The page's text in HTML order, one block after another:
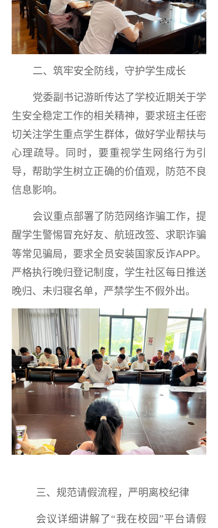
二、筑牢安全防线，守护学生成长
党委副书记游昕传达了学校近期关于学
生安全稳定工作的相关精神，要求班主任密
切关注学生重点学生群体，做好学业帮扶与
心理疏导。同时，要重视学生网络行为引
导，帮助学生树立正确的价值观，防范不良
信息影响。
会议重点部署了防范网络诈骗工作，提
醒学生警惕冒充好友、航班改签、求职诈骗
等常见骗局，要求全员安装国家反诈APP。
严格执行晚归登记制度，学生社区每日推送
晚归、未归寝名单，严禁学生不假外出。
三、规范请假流程，严明离校纪律
会议详细讲解了“我在校园”平台请假